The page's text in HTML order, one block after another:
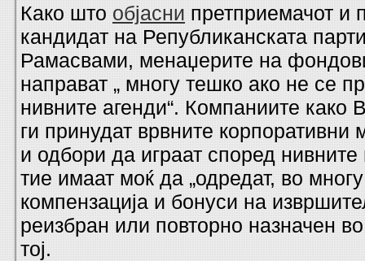
Како што објасни претприемачот и
кандидат на Републиканската
Рамасвами, менаџерите на
направат „ многу тешко ако не се
нивните агенди“. Компаниите како
ги принудат врвните корпоративни
и одбори да играат според нивните
тие имаат моќ да „одредат, во
компензација и бонуси на
реизбран или повторно назначен
тој.